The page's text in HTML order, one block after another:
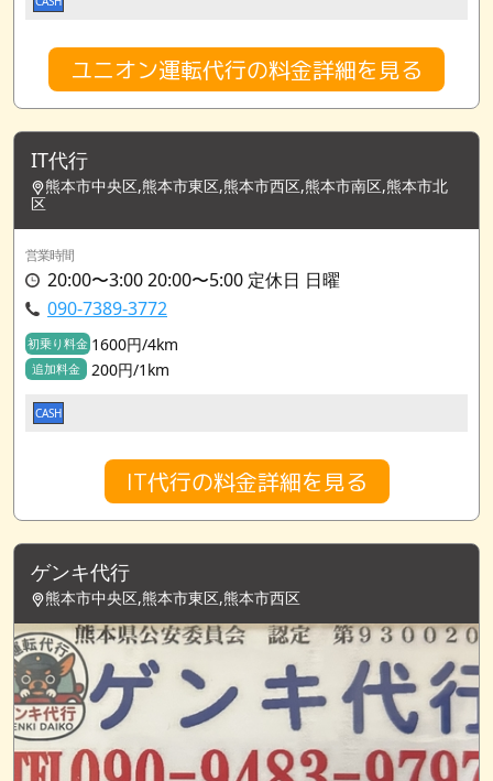
ユニオン運転代行の料金詳細を見る
IT代行
熊本市中央区,熊本市東区,熊本市西区,熊本市南区,熊本市北
区
営業時間
20:00〜3:00 20:00〜5:00 定休日 日曜
090-7389-3772
初乗り料金 1600円/4km
追加料金 200円/1km
CASH
IT代行の料金詳細を見る
ゲンキ代行
熊本市中央区,熊本市東区,熊本市西区